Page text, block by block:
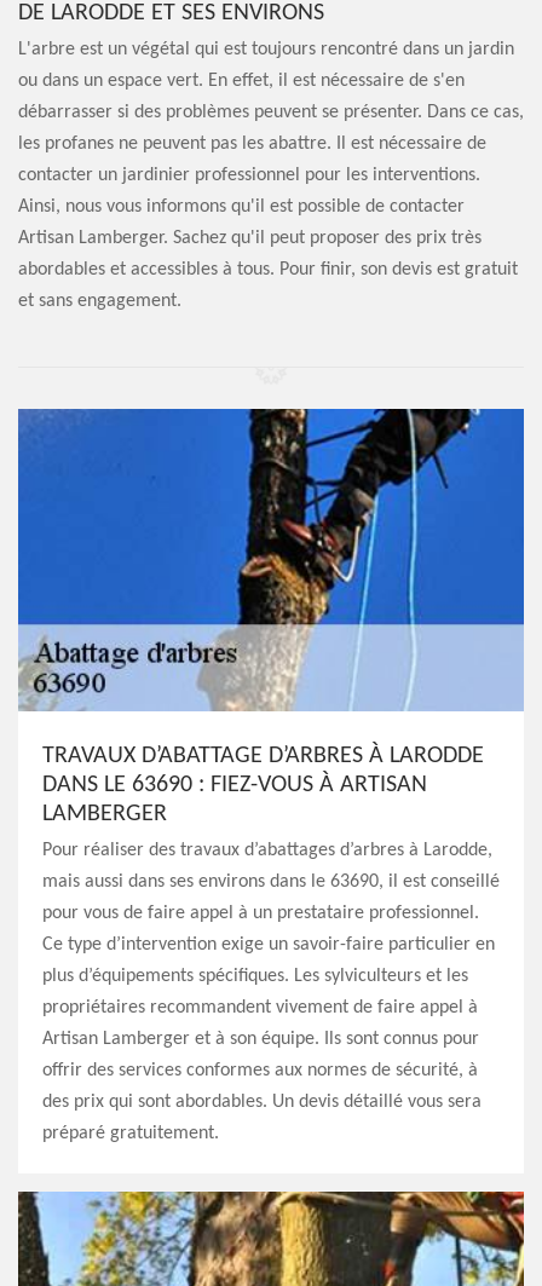
DE LARODDE ET SES ENVIRONS
L'arbre est un végétal qui est toujours rencontré dans un jardin
ou dans un espace vert. En effet, il est nécessaire de s'en
débarrasser si des problèmes peuvent se présenter. Dans ce cas,
les profanes ne peuvent pas les abattre. Il est nécessaire de
contacter un jardinier professionnel pour les interventions.
Ainsi, nous vous informons qu'il est possible de contacter
Artisan Lamberger. Sachez qu'il peut proposer des prix très
abordables et accessibles à tous. Pour finir, son devis est gratuit
et sans engagement.
TRAVAUX D’ABATTAGE D’ARBRES À LARODDE
DANS LE 63690 : FIEZ-VOUS À ARTISAN
LAMBERGER
Pour réaliser des travaux d’abattages d’arbres à Larodde,
mais aussi dans ses environs dans le 63690, il est conseillé
pour vous de faire appel à un prestataire professionnel.
Ce type d’intervention exige un savoir-faire particulier en
plus d’équipements spécifiques. Les sylviculteurs et les
propriétaires recommandent vivement de faire appel à
Artisan Lamberger et à son équipe. Ils sont connus pour
offrir des services conformes aux normes de sécurité, à
des prix qui sont abordables. Un devis détaillé vous sera
préparé gratuitement.